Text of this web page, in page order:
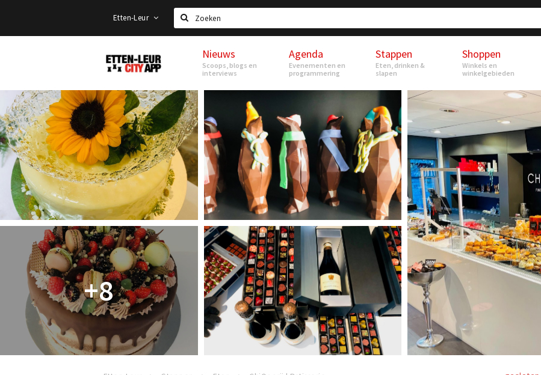
Etten-Leur
Zoeken
Etten-
Leur
Nieuws
Scoops, blogs en
interviews
Agenda
Evenementen en
programmering
Stappen
Eten, drinken &
slapen
Shoppen
Winkels en
winkelgebieden
+8